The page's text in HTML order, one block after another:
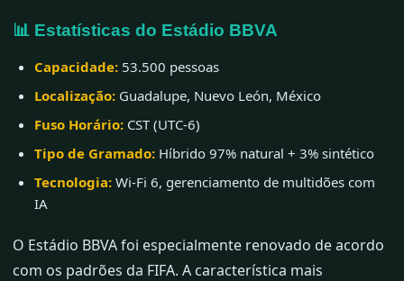
📊 Estatísticas do Estádio BBVA
Capacidade: 53.500 pessoas
Localização: Guadalupe, Nuevo León, México
Fuso Horário: CST (UTC-6)
Tipo de Gramado: Híbrido 97% natural + 3% sintético
Tecnologia: Wi-Fi 6, gerenciamento de multidões com
IA
O Estádio BBVA foi especialmente renovado de acordo
com os padrões da FIFA. A característica mais